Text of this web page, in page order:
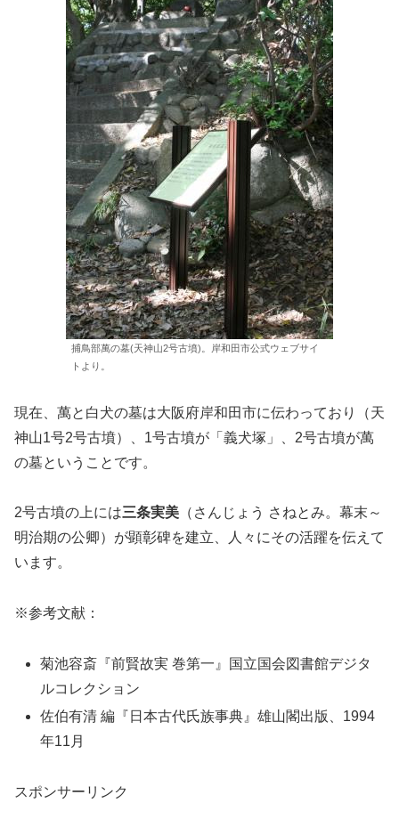
捕鳥部萬の墓(天神山2号古墳)。岸和田市公式ウェブサイ
トより。
現在、萬と白犬の墓は大阪府岸和田市に伝わっており（天
神山1号2号古墳）、1号古墳が「義犬塚」、2号古墳が萬
の墓ということです。
2号古墳の上には三条実美 （さんじょう さねとみ。幕末～
明治期の公卿）が顕彰碑を建立、人々にその活躍を伝えて
います。
※参考文献：
菊池容斎『前賢故実 巻第一』国立国会図書館デジタ
ルコレクション
佐伯有清 編『日本古代氏族事典』雄山閣出版、1994
年11月
スポンサーリンク